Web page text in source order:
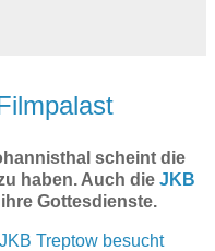
scheint die
haben. Auch die JKB
Gottesdienste.
JKB Treptow besucht